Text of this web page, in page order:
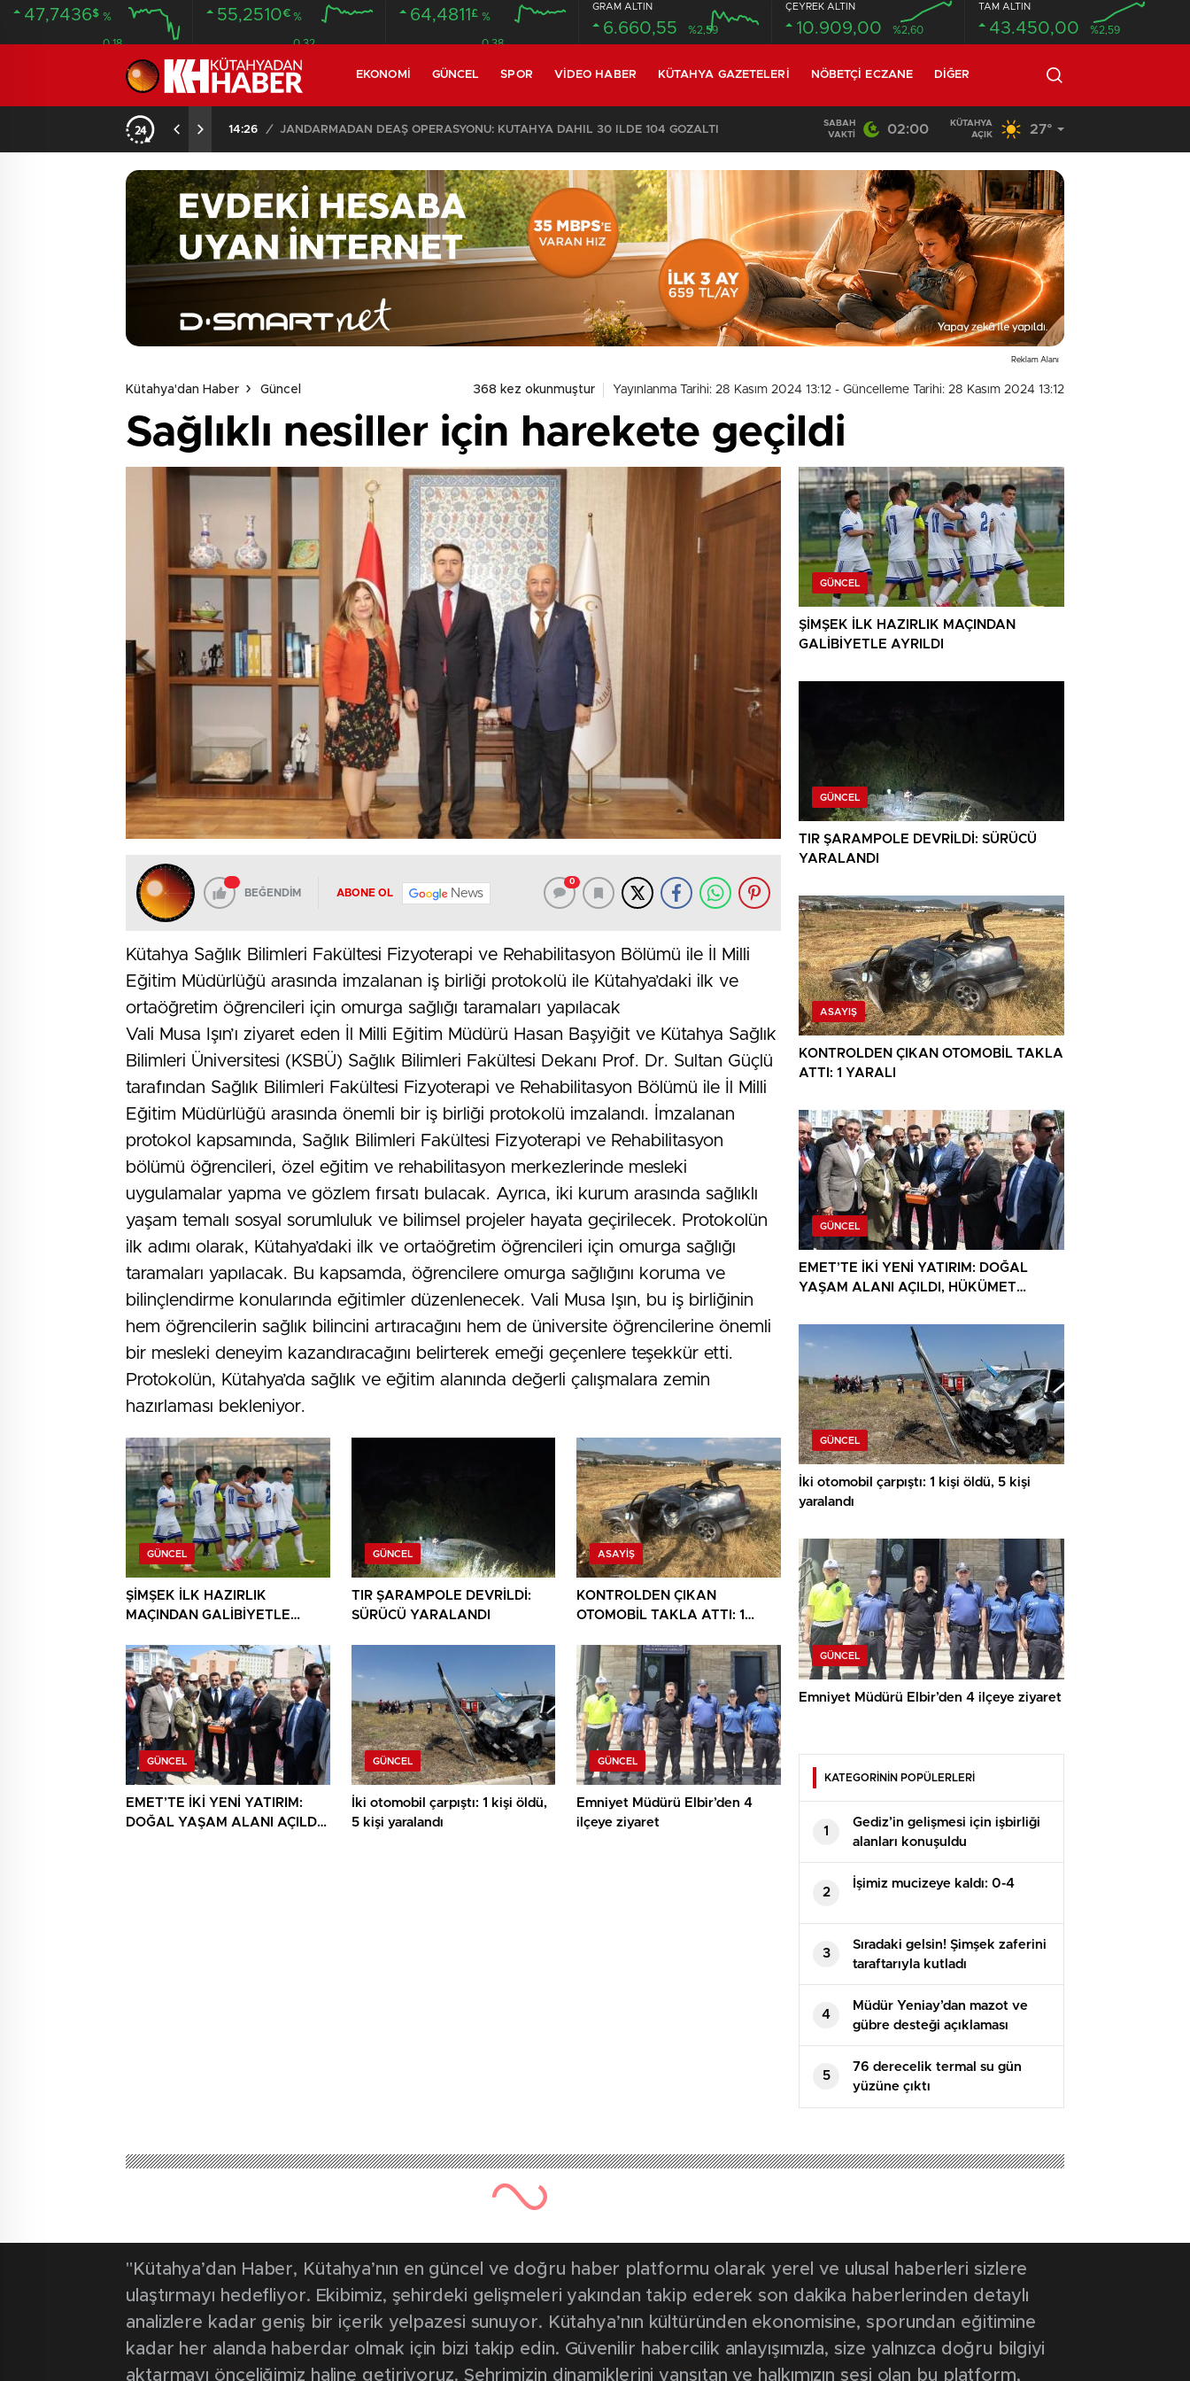
47,7436$ %
0.18
55,2510€ %
0.32
64,4811 £ %
0.38
GRAM ALTIN
6.660,55 %2,59
ÇEYREK ALTIN
10.909,00 %2,60
TAM ALTIN
43.450,00 %2,59
EKONOMI GÜNCEL SPOR VIDEO HABER KÜTAHYA GAZETELERI NÖBETÇI ECZANE DIĞER
14:26 / JANDARMADAN DEAŞ OPERASYONU: KÜTAHYA DAHİL 30 İLDE 104 GÖZALTI 02:03 /
SABAH
VAKTI
02:00
KÜTAHYA
AÇIK
27°
Reklam Alanı
Kütahya'dan Haber Güncel 368 kez okunmuştur Yayınlanma Tarihi: 28 Kasım 2024 13:12 - Güncelleme Tarihi: 28 Kasım 2024 13:12
Sağlıklı nesiller için harekete geçildi
BEĞENDİM ABONE OL News
0
Kütahya Sağlık Bilimleri Fakültesi Fizyoterapi ve Rehabilitasyon Bölümü ile İl Milli
Eğitim Müdürlüğü arasında imzalanan iş birliği protokolü ile Kütahya’daki ilk ve
ortaöğretim öğrencileri için omurga sağlığı taramaları yapılacak
Vali Musa Işın’ı ziyaret eden İl Milli Eğitim Müdürü Hasan Başyiğit ve Kütahya Sağlık
Bilimleri Üniversitesi (KSBÜ) Sağlık Bilimleri Fakültesi Dekanı Prof. Dr. Sultan Güçlü
tarafından Sağlık Bilimleri Fakültesi Fizyoterapi ve Rehabilitasyon Bölümü ile İl Milli
Eğitim Müdürlüğü arasında önemli bir iş birliği protokolü imzalandı. İmzalanan
protokol kapsamında, Sağlık Bilimleri Fakültesi Fizyoterapi ve Rehabilitasyon
bölümü öğrencileri, özel eğitim ve rehabilitasyon merkezlerinde mesleki
uygulamalar yapma ve gözlem fırsatı bulacak. Ayrıca, iki kurum arasında sağlıklı
yaşam temalı sosyal sorumluluk ve bilimsel projeler hayata geçirilecek. Protokolün
ilk adımı olarak, Kütahya’daki ilk ve ortaöğretim öğrencileri için omurga sağlığı
taramaları yapılacak. Bu kapsamda, öğrencilere omurga sağlığını koruma ve
bilinçlendirme konularında eğitimler düzenlenecek. Vali Musa Işın, bu iş birliğinin
hem öğrencilerin sağlık bilincini artıracağını hem de üniversite öğrencilerine önemli
bir mesleki deneyim kazandıracağını belirterek emeği geçenlere teşekkür etti.
Protokolün, Kütahya’da sağlık ve eğitim alanında değerli çalışmalara zemin
hazırlaması bekleniyor.
GÜNCEL
ŞİMŞEK İLK HAZIRLIK
MAÇINDAN GALİBİYETLE
GÜNCEL
TIR ŞARAMPOLE DEVRİLDİ:
SÜRÜCÜ YARALANDI
ASAYIŞ
KONTROLDEN ÇIKAN
OTOMOBİL TAKLA ATTI: 1
GÜNCEL
EMET’TE İKİ YENİ YATIRIM:
DOĞAL YAŞAM ALANI AÇILDI,
GÜNCEL
İki otomobil çarpıştı: 1 kişi öldü,
5 kişi yaralandı
GÜNCEL
Emniyet Müdürü Elbir’den 4
ilçeye ziyaret
GÜNCEL
ŞİMŞEK İLK HAZIRLIK MAÇINDAN
GALİBİYETLE AYRILDI
GÜNCEL
TIR ŞARAMPOLE DEVRİLDİ: SÜRÜCÜ
YARALANDI
ASAYIŞ
KONTROLDEN ÇIKAN OTOMOBİL TAKLA
ATTI: 1 YARALI
GÜNCEL
EMET’TE İKİ YENİ YATIRIM: DOĞAL
YAŞAM ALANI AÇILDI, HÜKÜMET
GÜNCEL
İki otomobil çarpıştı: 1 kişi öldü, 5 kişi
yaralandı
GÜNCEL
Emniyet Müdürü Elbir’den 4 ilçeye ziyaret
KATEGORİNİN POPÜLERLERİ
1
Gediz’in gelişmesi için işbirliği
alanları konuşuldu
2
İşimiz mucizeye kaldı: 0-4
3
Sıradaki gelsin! Şimşek zaferini
taraftarıyla kutladı
4
Müdür Yeniay’dan mazot ve
gübre desteği açıklaması
5
76 derecelik termal su gün
yüzüne çıktı
"Kütahya’dan Haber, Kütahya’nın en güncel ve doğru haber platformu olarak yerel ve ulusal haberleri sizlere
ulaştırmayı hedefliyor. Ekibimiz, şehirdeki gelişmeleri yakından takip ederek son dakika haberlerinden detaylı
analizlere kadar geniş bir içerik yelpazesi sunuyor. Kütahya’nın kültüründen ekonomisine, sporundan eğitimine
kadar her alanda haberdar olmak için bizi takip edin. Güvenilir habercilik anlayışımızla, size yalnızca doğru bilgiyi
aktarmayı önceliğimiz haline getiriyoruz. Şehrimizin dinamiklerini yansıtan ve halkımızın sesi olan bu platform,